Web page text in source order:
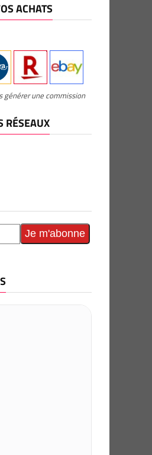
ACHATS
générer une commission
RÉSEAUX